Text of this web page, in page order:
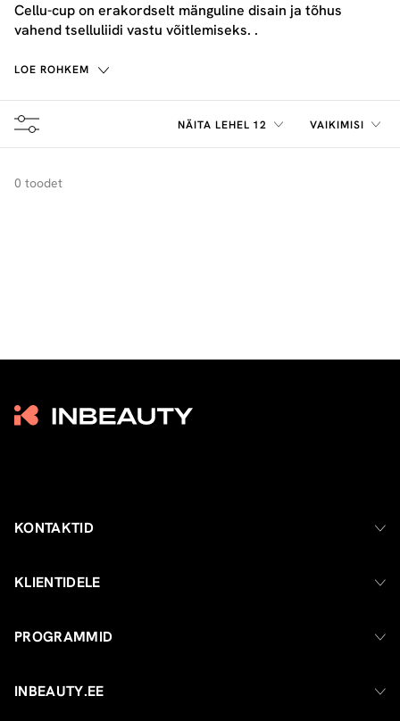
Cellu-cup on erakordselt mänguline disain ja tõhus
vahend tselluliidi vastu võitlemiseks. .
LOE ROHKEM
NÄITA LEHEL 12 VAIKIMISI
0 toodet
KONTAKTID
KLIENTIDELE
PROGRAMMID
INBEAUTY.EE